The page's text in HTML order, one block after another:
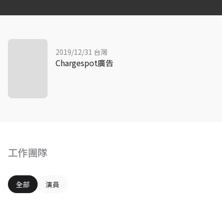
工作團隊
全部 演員
2019/12/31 台灣
Chargespot廣告